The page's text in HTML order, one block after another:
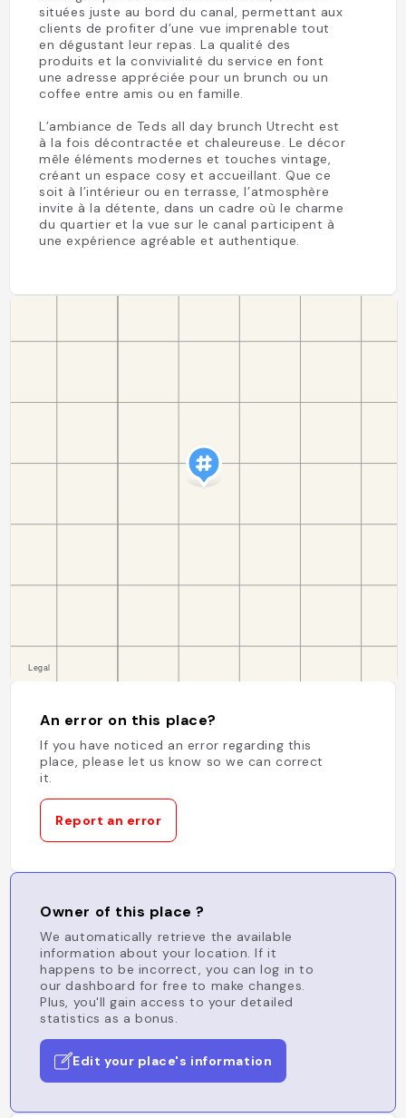
situées juste au bord du canal, permettant aux
clients de profiter d’une vue imprenable tout
en dégustant leur repas. La qualité des
produits et la convivialité du service en font
une adresse appréciée pour un brunch ou un
coffee entre amis ou en famille.
L’ambiance de Teds all day brunch Utrecht est
à la fois décontractée et chaleureuse. Le décor
mêle éléments modernes et touches vintage,
créant un espace cosy et accueillant. Que ce
soit à l’intérieur ou en terrasse, l’atmosphère
invite à la détente, dans un cadre où le charme
du quartier et la vue sur le canal participent à
une expérience agréable et authentique.
An error on this place?
If you have noticed an error regarding this
place, please let us know so we can correct
it.
Report an error
Owner of this place ?
We automatically retrieve the available
information about your location. If it
happens to be incorrect, you can log in to
our dashboard for free to make changes.
Plus, you'll gain access to your detailed
statistics as a bonus.
Edit your place's information